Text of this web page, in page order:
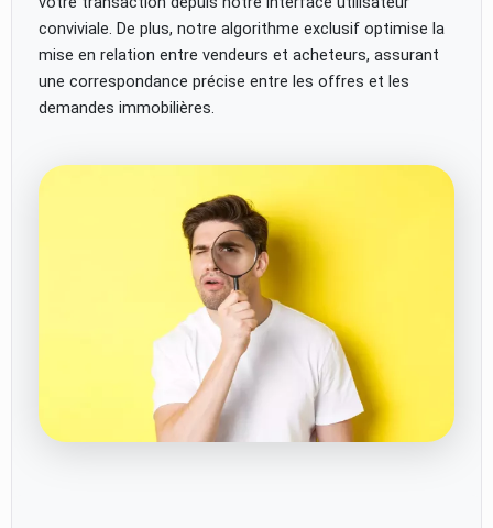
conviviale. De plus, notre algorithme exclusif optimise la
mise en relation entre vendeurs et acheteurs, assurant
une correspondance précise entre les offres et les
demandes immobilières.